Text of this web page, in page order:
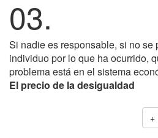
03.
Si nadie es responsable, si no se
individuo por lo que ha ocurrido,
problema está en el sistema
El precio de la desigualdad
+